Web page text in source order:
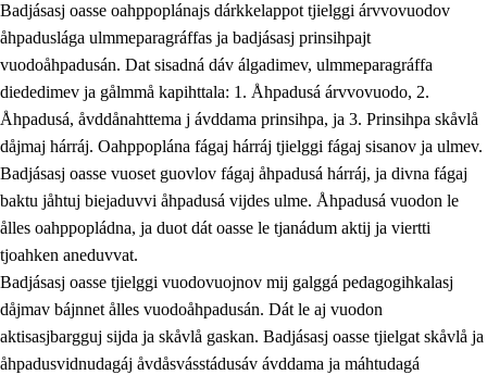
Badjásasj oasse oahppoplánajs dárkkelappot tjielggi árvvovuodov
åhpaduslága ulmmeparagráffas ja badjásasj prinsihpajt
vuodoåhpadusán. Dat sisadná dáv álgadimev, ulmmeparagráffa
diededimev ja gålmmå kapihttala: 1. Åhpadusá árvvovuodo, 2.
Åhpadusá, åvddånahttema j ávddama prinsihpa, ja 3. Prinsihpa skåvlå
dåjmaj hárráj. Oahppoplána fágaj hárráj tjielggi fágaj sisanov ja ulmev.
Badjásasj oasse vuoset guovlov fágaj åhpadusá hárráj, ja divna fágaj
baktu jåhtuj biejaduvvi åhpadusá vijdes ulme. Åhpadusá vuodon le
ålles oahppopládna, ja duot dát oasse le tjanádum aktij ja viertti
tjoahken aneduvvat.
Badjásasj oasse tjielggi vuodovuojnov mij galggá pedagogihkalasj
dåjmav bájnnet ålles vuodoåhpadusán. Dát le aj vuodon
aktisasjbargguj sijda ja skåvlå gaskan. Badjásasj oasse tjielgat skåvlå ja
åhpadusvidnudagáj åvdåsvásstádusáv ávddama ja máhtudagá